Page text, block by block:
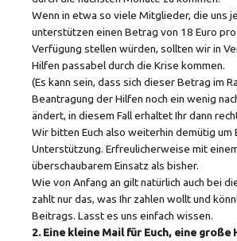
Wenn in etwa so viele Mitglieder, die uns
unterstützen einen Betrag von 18 Euro
Verfügung stellen würden, sollten wir in
Hilfen passabel durch die Krise kommen.
(Es kann sein, dass sich dieser Betrag im
Beantragung der Hilfen noch ein wenig
ändert, in diesem Fall erhaltet Ihr dann
Wir bitten Euch also weiterhin demütig um
Unterstützung. Erfreulicherweise mit
überschaubarem Einsatz als bisher.
Wie von Anfang an gilt natürlich auch bei
zahlt nur das, was Ihr zahlen wollt und
Beitrags. Lasst es uns einfach wissen.
2. Eine kleine Mail für Euch, eine große